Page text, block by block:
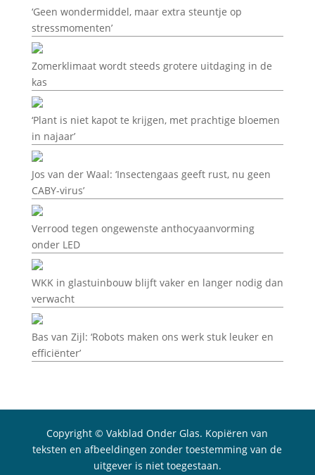
‘Geen wondermiddel, maar extra steuntje op
stressmomenten’
Zomerklimaat wordt steeds grotere uitdaging in de
kas
‘Plant is niet kapot te krijgen, met prachtige bloemen
in najaar’
Jos van der Waal: ‘Insectengaas geeft rust, nu geen
CABY-virus’
Verrood tegen ongewenste anthocyaanvorming
onder LED
WKK in glastuinbouw blijft vaker en langer nodig dan
verwacht
Bas van Zijl: ‘Robots maken ons werk stuk leuker en
efficiënter’
Copyright © Vakblad Onder Glas. Kopiëren van
teksten en afbeeldingen zonder toestemming van de
uitgever is niet toegestaan.